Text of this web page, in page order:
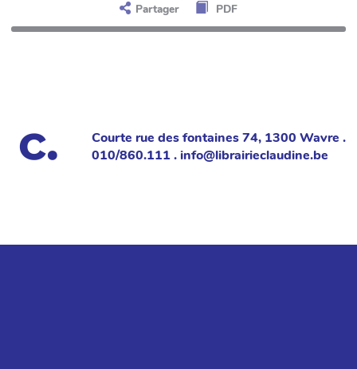
Partager
PDF
Courte rue des fontaines 74, 1300 Wavre .
010/860.111 . info@librairieclaudine.be